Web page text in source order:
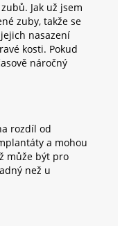
Jak už jsem
zuby, takže se
nasazení
kosti. Pokud
náročný
rozdíl od
a mohou
může být pro
než u